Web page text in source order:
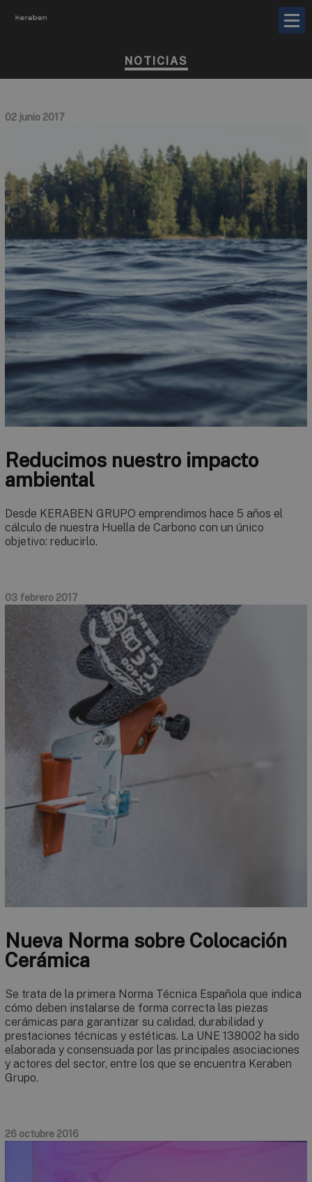
NOTICIAS
02 junio 2017
Reducimos nuestro impacto
ambiental
Desde KERABEN GRUPO emprendimos hace 5 años el
cálculo de nuestra Huella de Carbono con un único
objetivo: reducirlo.
03 febrero 2017
Nueva Norma sobre Colocación
Cerámica
Se trata de la primera Norma Técnica Española que indica
cómo deben instalarse de forma correcta las piezas
cerámicas para garantizar su calidad, durabilidad y
prestaciones técnicas y estéticas. La UNE 138002 ha sido
elaborada y consensuada por las principales asociaciones
y actores del sector, entre los que se encuentra Keraben
Grupo.
26 octubre 2016